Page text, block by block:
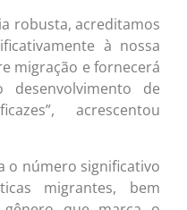
robusta, acreditamos
à nossa
migração e fornecerá
de
acrescentou
o número significativo
migrantes, bem